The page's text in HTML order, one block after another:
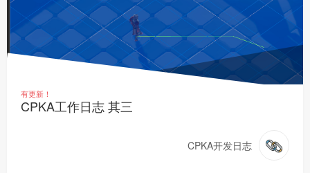
有更新！
CPKA工作日志 其三
CPKA开发日志